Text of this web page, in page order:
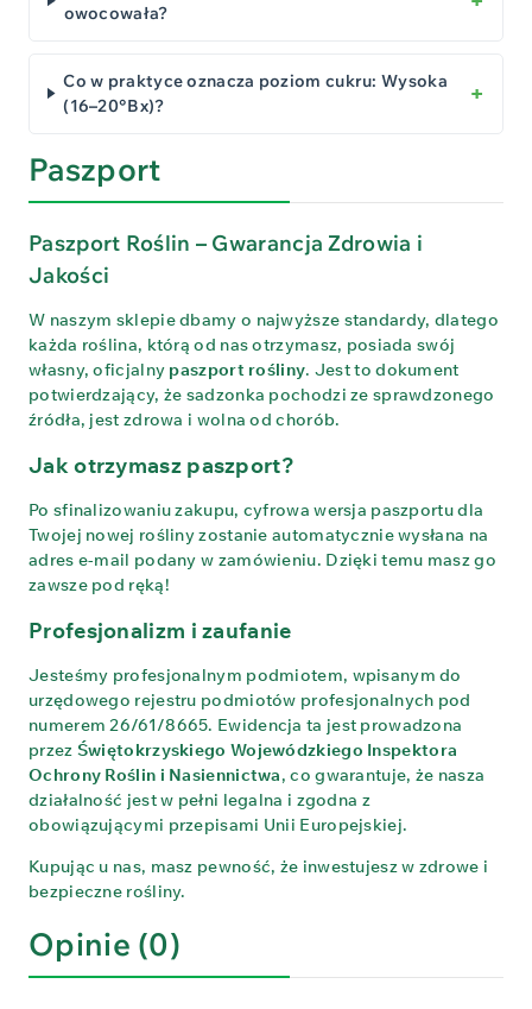
owocowała?
Co w praktyce oznacza poziom cukru: Wysoka
(16–20°Bx)?
Paszport
Paszport Roślin – Gwarancja Zdrowia i
Jakości
W naszym sklepie dbamy o najwyższe standardy, dlatego
każda roślina, którą od nas otrzymasz, posiada swój
własny, oficjalny paszport rośliny. Jest to dokument
potwierdzający, że sadzonka pochodzi ze sprawdzonego
źródła, jest zdrowa i wolna od chorób.
Jak otrzymasz paszport?
Po sfinalizowaniu zakupu, cyfrowa wersja paszportu dla
Twojej nowej rośliny zostanie automatycznie wysłana na
adres e-mail podany w zamówieniu. Dzięki temu masz go
zawsze pod ręką!
Profesjonalizm i zaufanie
Jesteśmy profesjonalnym podmiotem, wpisanym do
urzędowego rejestru podmiotów profesjonalnych pod
numerem 26/61/8665. Ewidencja ta jest prowadzona
przez Świętokrzyskiego Wojewódzkiego Inspektora
Ochrony Roślin i Nasiennictwa, co gwarantuje, że nasza
działalność jest w pełni legalna i zgodna z
obowiązującymi przepisami Unii Europejskiej.
Kupując u nas, masz pewność, że inwestujesz w zdrowe i
bezpieczne rośliny.
Opinie (0)